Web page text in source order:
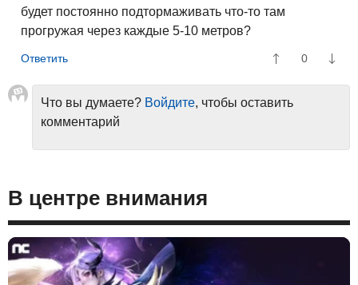
будет постоянно подтормаживать что-то там
прогружая через каждые 5-10 метров?
0
Что вы думаете? Войдите, чтобы оставить
комментарий
В центре внимания